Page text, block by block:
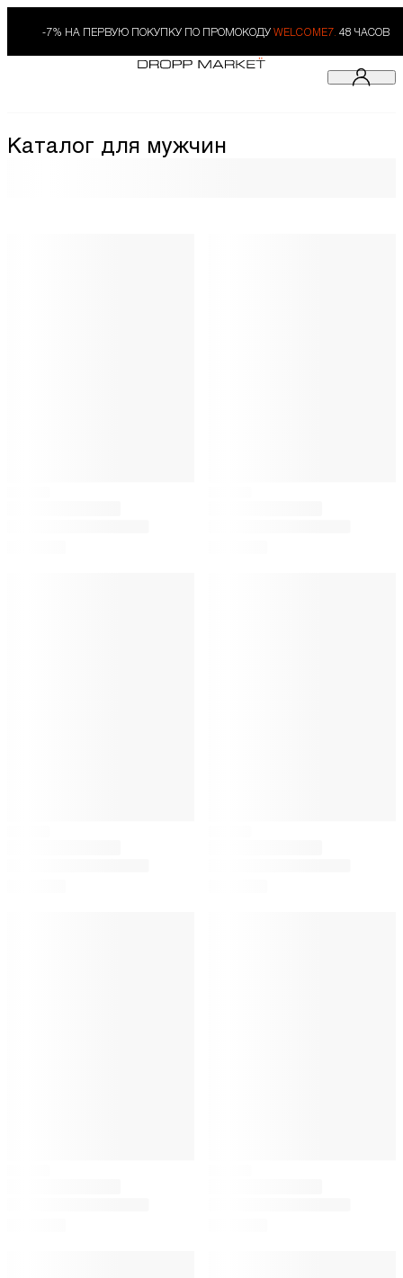
-7% НА ПЕРВУЮ ПОКУПКУ ПО ПРОМОКОДУ WELCOME7. 48 ЧАСОВ
Каталог для мужчин